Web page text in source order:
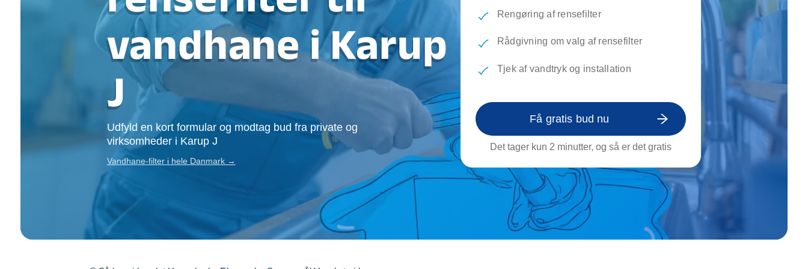
Opsætning af skillevæg
Rengøring
Tømrer
Træfældning
Transport af genstande
Tunge løft
TV installation og opsætning
Udflytnings rengøring
Underholdning
Vinduespudsning
vandhane i Karup
J
Udfyld en kort formular og modtag bud fra private og
virksomheder i Karup J
Vandhane-filter i hele Danmark →
Rengøring af rensefilter
Rådgivning om valg af rensefilter
Tjek af vandtryk og installation
Få gratis bud nu
Det tager kun 2 minutter, og så er det gratis